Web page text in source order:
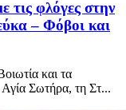
φλόγες στην
– Φόβοι και
και τα
Αγία Σωτήρα, τη Στ...